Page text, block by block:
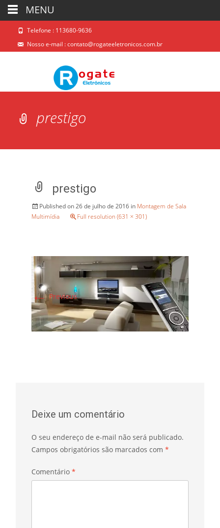
Telefone : 113680-9636
Nosso e-mail :contato@rogateeletronicos.com.br
prestigo
prestigo
Published on26 de julho de 2016 in Montagem de Sala
Multimídia
Full resolution (631 × 301)
←Previous
Deixe um comentário
O seu endereço de e-mail não será publicado.
Campos obrigatórios são marcados com *
Comentário *
MENU